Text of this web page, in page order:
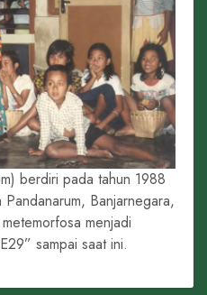
berdiri pada tahun 1988
Banjarnegara,
menjadi
sampai saat ini.